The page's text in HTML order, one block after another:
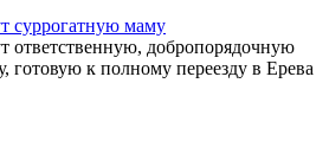
cуррогатную маму
ответственную, добропорядочную
готовую к полному переезду в Ерева